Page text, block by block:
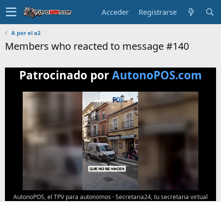
Acceder Registrarse
A por el a2
Members who reacted to message #140
Patrocinado porAutonoPOS.com
AutonoPOS, el TPV para autonomos ·Secretaria24, tu secretaria virtual